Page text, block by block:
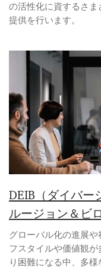
の活性化に資するさ
提供を行います。
DEIB（ダイバー
ルージョン＆ビ
グローバル化の進展
フスタイルや価値観
り困難になる中、多